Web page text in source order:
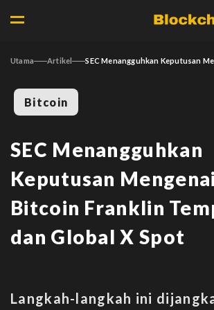
Utama Artikel
Bitcoin
SEC Menangguhkan
Keputusan
Bitcoin Franklin
dan Global X Spot
Langkah-langkah ini